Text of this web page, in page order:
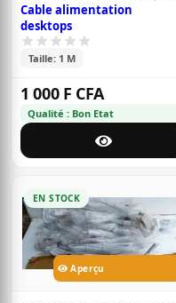
Cable alimentation
desktops
Taille: 1 M
1 000 F CFA
Qualité : Bon Etat
EN STOCK
Aperçu